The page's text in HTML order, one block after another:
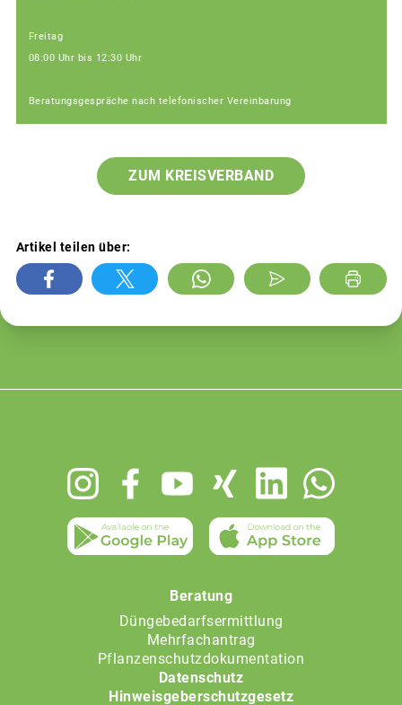
Freitag
08:00 Uhr bis 12:30 Uhr
Beratungsgespräche nach telefonischer Vereinbarung
ZUM KREISVERBAND
Artikel teilen über:
Beratung
Düngebedarfsermittlung
Mehrfachantrag
Pflanzenschutzdokumentation
Datenschutz
Hinweisgeberschutzgesetz